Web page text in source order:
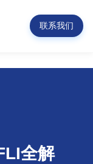
联系我们
全解